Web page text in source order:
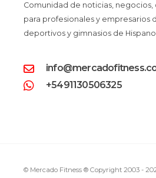
Comunidad de noticias,
para profesionales y empresarios
deportivos y gimnasios de
+5491130506325
© Mercado Fitness ® Copyright 2003 -